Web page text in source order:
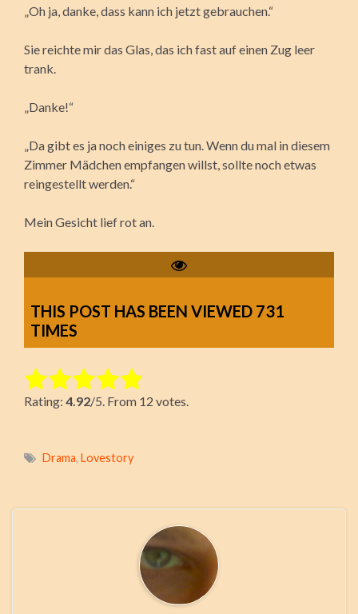
„Oh ja, danke, dass kann ich jetzt gebrauchen.“
Sie reichte mir das Glas, das ich fast auf einen Zug leer
trank.
„Danke!“
„Da gibt es ja noch einiges zu tun. Wenn du mal in diesem
Zimmer Mädchen empfangen willst, sollte noch etwas
reingestellt werden.“
Mein Gesicht lief rot an.
THIS POST HAS BEEN VIEWED 731
TIMES
Rate this item:
Submit Rating
Rating: 4.92/5. From 12 votes.
Drama, Lovestory